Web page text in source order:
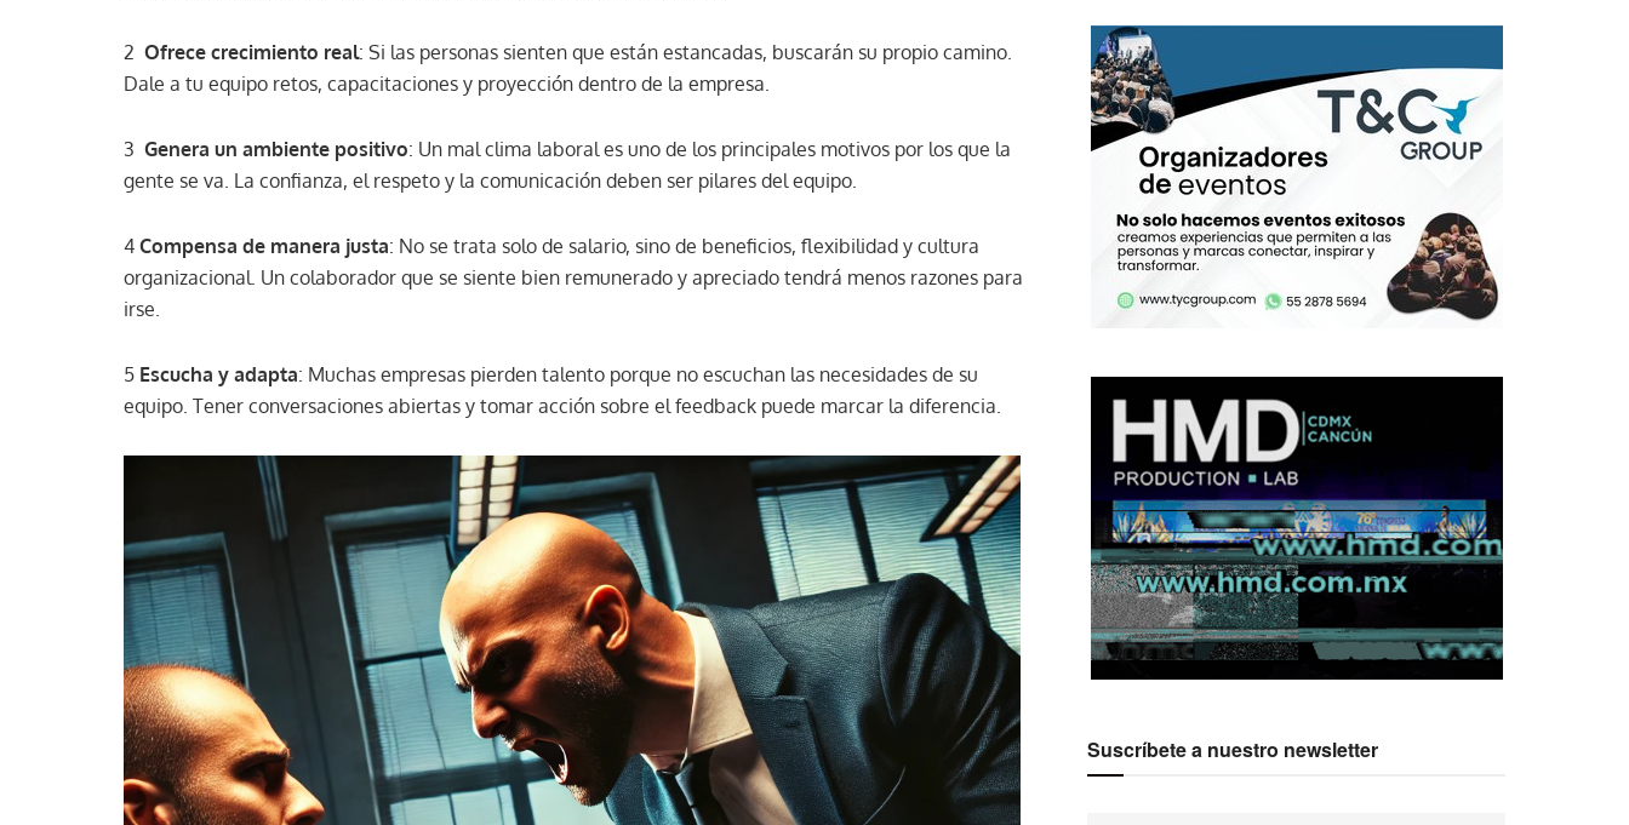
2 Ofrece crecimiento real: Si las personas sienten que están estancadas, buscarán su propio camino.
Dale a tu equipo retos, capacitaciones y proyección dentro de la empresa.
3 Genera un ambiente positivo: Un mal clima laboral es uno de los principales motivos por los que la
gente se va. La confianza, el respeto y la comunicación deben ser pilares del equipo.
4 Compensa de manera justa: No se trata solo de salario, sino de beneficios, flexibilidad y cultura
organizacional. Un colaborador que se siente bien remunerado y apreciado tendrá menos razones para
irse.
5 Escucha y adapta: Muchas empresas pierden talento porque no escuchan las necesidades de su
equipo. Tener conversaciones abiertas y tomar acción sobre el feedback puede marcar la diferencia.
Suscríbete a nuestro newsletter